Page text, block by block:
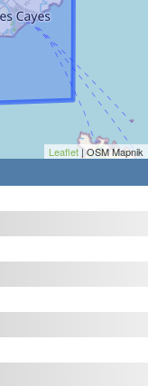
Leaflet | OSM Mapnik